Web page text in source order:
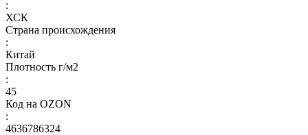
:
ХСК
Страна происхождения
:
Китай
Плотность г/м2
:
45
Код на OZON
:
4636786324